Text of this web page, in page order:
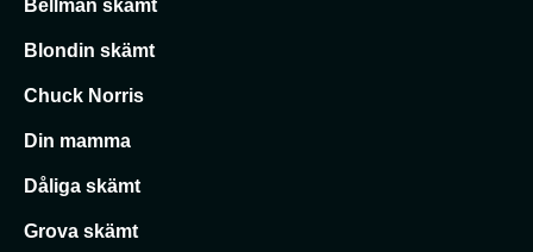
Bellman skämt
Blondin skämt
Chuck Norris
Din mamma
Dåliga skämt
Grova skämt